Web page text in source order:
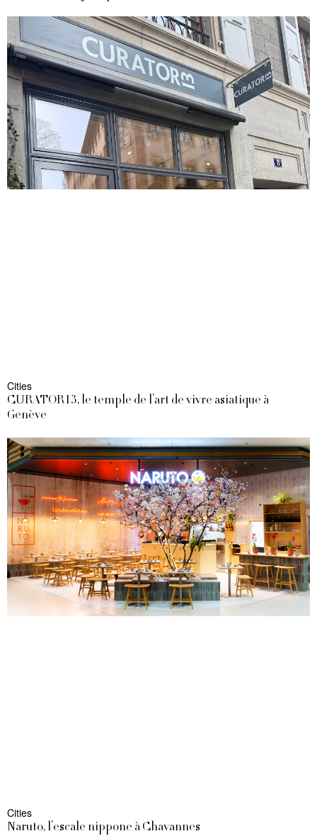
Cities
CURATOR13, le temple de l’art de vivre asiatique à
Genève
Cities
Naruto, l’escale nippone à Chavannes